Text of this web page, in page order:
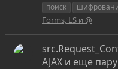
поиск
Forms, LS и @
AJAX и еще